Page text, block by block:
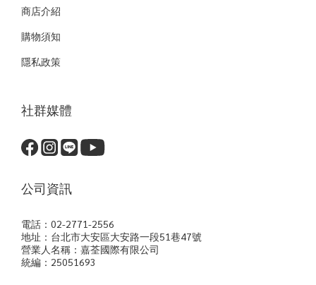
商店介紹
購物須知
隱私政策
社群媒體
公司資訊
電話：02-2771-2556
地址：台北市大安區大安路一段51巷47號
營業人名稱：嘉荃國際有限公司
統編：25051693